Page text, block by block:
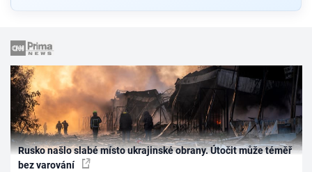
Rusko našlo slabé místo ukrajinské obrany. Útočit může téměř
bez varování